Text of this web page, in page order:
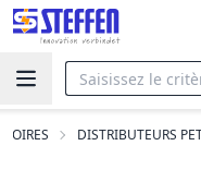
DISTRIBUTEURS